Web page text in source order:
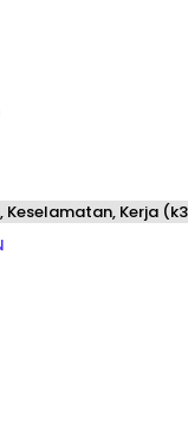
Keselamatan, Kerja